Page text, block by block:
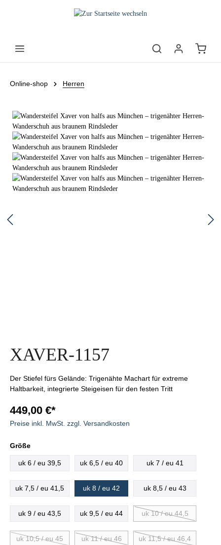
Online-shop Herren
XAVER-1157
Der Stiefel fürs Gelände: Trigenähte Machart für extreme
Haltbarkeit, integrierte Steigeisen für den festen Tritt
449,00 €*
Preise inkl. MwSt. zzgl. Versandkosten
Größe
uk 6 / eu 39,5 uk 6,5 / eu 40 uk 7 / eu 41
uk 7,5 / eu 41,5 uk 8 / eu 42 uk 8,5 / eu 43
uk 9 / eu 43,5 uk 9,5 / eu 44 uk 10 / eu 44,5
uk 10,5 / eu 45 uk 11 / eu 46 uk 11,5 / eu 46,4